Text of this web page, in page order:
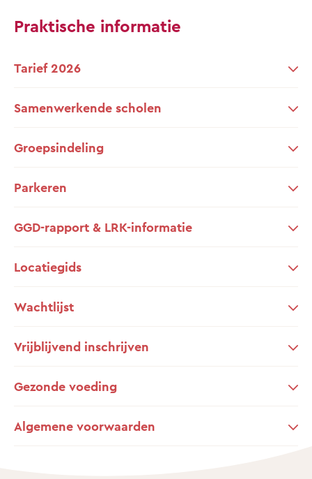
Praktische informatie
Tarief 2026
Samenwerkende scholen
Groepsindeling
Parkeren
GGD-rapport & LRK-informatie
Locatiegids
Wachtlijst
Vrijblijvend inschrijven
Gezonde voeding
Algemene voorwaarden